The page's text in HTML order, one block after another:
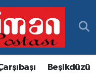
Beşikdüzü
Haritası